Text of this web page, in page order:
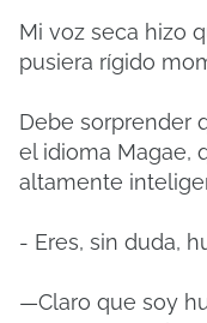
Mi voz seca hizo
pusiera rígido
Debe sorprender
el idioma Magae,
altamente
- Eres, sin duda,
—Claro que soy